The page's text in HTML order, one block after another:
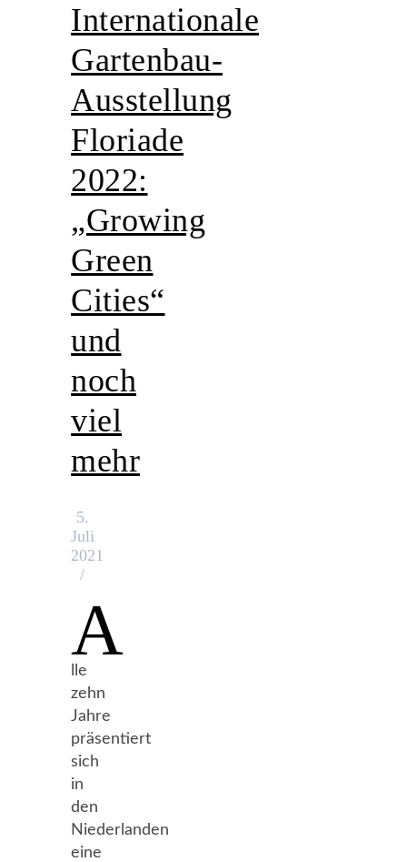
Internationale
Gartenbau-
Ausstellung
Floriade
2022:
„Growing
Green
Cities“
und
noch
viel
mehr
5.
Juli
2021
/
A
lle
zehn
Jahre
präsentiert
sich
in
den
Niederlanden
eine